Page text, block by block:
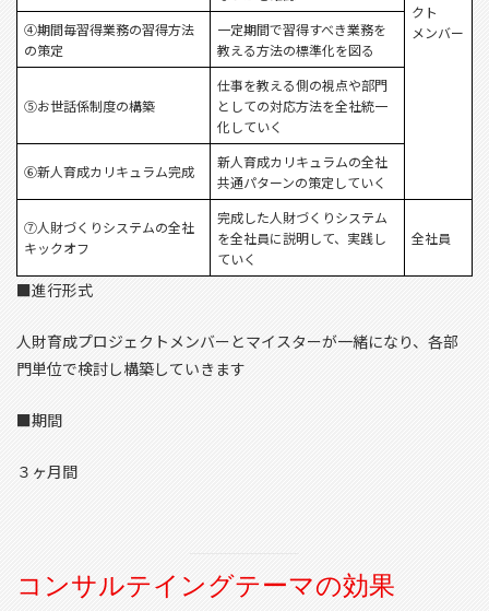
クト
メンバー
④期間毎習得業務の習得方法
の策定
一定期間で習得すべき業務を
教える方法の標準化を図る
⑤お世話係制度の構築
仕事を教える側の視点や部門
としての対応方法を全社統一
化していく
⑥新人育成カリキュラム完成
新人育成カリキュラムの全社
共通パターンの策定していく
⑦人財づくりシステムの全社
キックオフ
完成した人財づくりシステム
を全社員に説明して、実践し
ていく
全社員
■進行形式
人財育成プロジェクトメンバーとマイスターが一緒になり、各部
門単位で検討し構築していきます
■期間
３ヶ月間
コンサルテイングテーマの効果